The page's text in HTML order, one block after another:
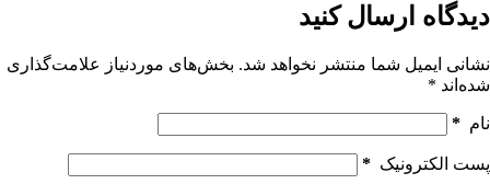
دیدگاه ارسال کنید
نشانی ایمیل شما منتشر نخواهد شد. بخش‌های موردنیاز علامت‌گذاری
شده‌اند *
نام *
پست الکترونیک *